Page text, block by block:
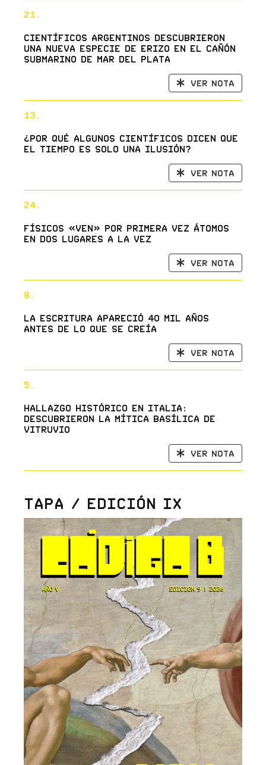
21.
Científicos argentinos descubrieron
una nueva especie de erizo en el cañón
submarino de Mar del Plata
Ver nota
13.
¿Por qué algunos científicos dicen que
el tiempo es solo una ilusión?
Ver nota
24.
Físicos «ven» por primera vez átomos
en dos lugares a la vez
Ver nota
8.
La escritura apareció 40 mil años
antes de lo que se creía
Ver nota
5.
Hallazgo histórico en Italia:
descubrieron la mítica Basílica de
Vitruvio
Ver nota
Tapa / Edición IX